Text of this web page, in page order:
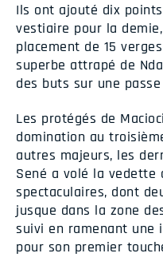
Ils ont ajouté dix
vestiaire pour la
placement de 15
superbe attrapé de
des buts sur une
Les protégés de
domination au
autres majeurs, les
Sené a volé la vedette
spectaculaires, dont
jusque dans la zone
suivi en ramenant une
pour son premier